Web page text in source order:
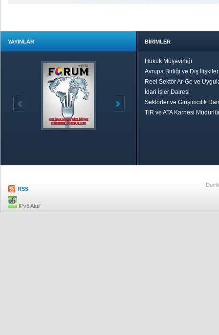
YAYINLAR BİRİMLER
Hukuk Müşavirliği
Avrupa Birliği ve Dış
Reel Sektör Ar-Ge ve
İdari İşler Dairesi
Sektörler ve Girişimcilik
TIR ve ATA Karnesi
RSS
IPv6 Aktif